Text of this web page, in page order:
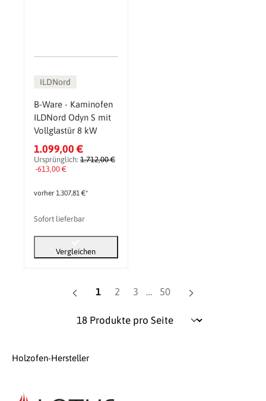
ILDNord
B-Ware - Kaminofen
ILDNord Odyn S mit
Vollglastür 8 kW
1.099,00 €
Ursprünglich: 1.712,00 €
-613,00 €
vorher 1.307,81 €*
Sofort lieferbar
Vergleichen
Seite
1 Seite
2 Seite
3 … Seite
50
Holzofen-Hersteller